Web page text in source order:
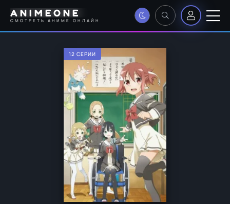
ANIMEONE
СМОТРЕТЬ АНИМЕ ОНЛАЙН
12 СЕРИИ